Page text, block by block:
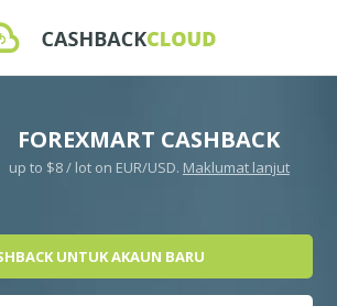
FOREXMART CASHBACK
up to $8 / lot on EUR/USD. Maklumat lanjut
UNTUK AKAUN BARU